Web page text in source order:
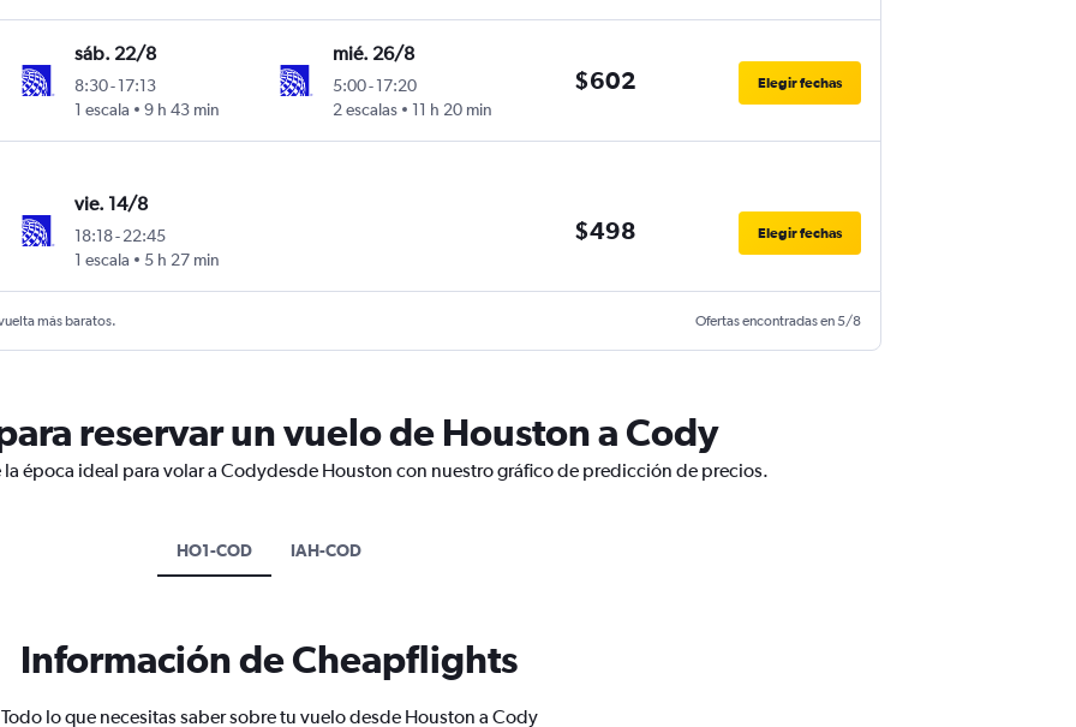
sáb. 22/8
8:30-17:13
1 escala
9 h 43 min
mié. 26/8
5:00-17:20
2 escalas
11 h 20 min
$602 Elegir fechas
vie. 14/8
18:18-22:45
1 escala
5 h 27 min
$498 Elegir fechas
más baratos. Ofertas encontradas en 5/8
reservar un vuelo de Houston a Cody
época ideal para volar a Codydesde Houston con nuestro gráfico de predicción de precios.
HO1-COD IAH-COD
Información de Cheapflights
Todo lo que necesitas saber sobre tu vuelo desde Houston a Cody